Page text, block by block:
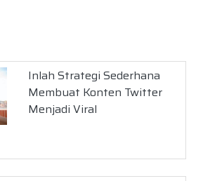
Inlah Strategi Sederhana
Membuat Konten Twitter
Menjadi Viral